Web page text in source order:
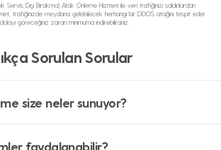
Servis Dışı Bırakma) Atak Önleme Hizmeti ile veri trafiğinizi saldırılardan
trafiğinizde meydana gelebilecek herhangi bir DDOS atağını tespit eder
göreceğiniz zararı minimuma indirebilirsiniz.
Sorulan Sorular
size neler sunuyor?
faydalanabilir?